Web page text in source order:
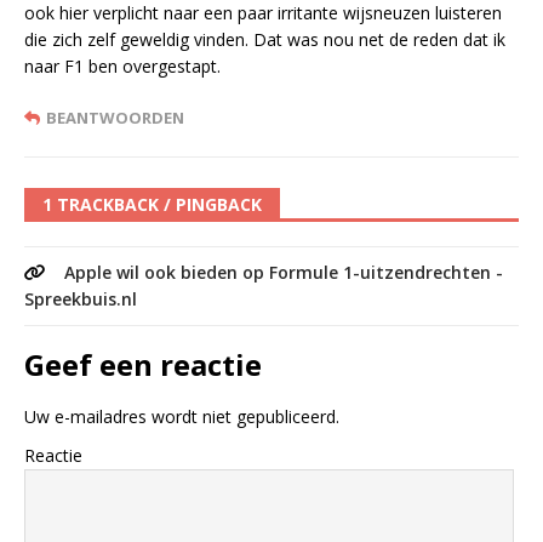
ook hier verplicht naar een paar irritante wijsneuzen luisteren
die zich zelf geweldig vinden. Dat was nou net de reden dat ik
naar F1 ben overgestapt.
BEANTWOORDEN
1 TRACKBACK / PINGBACK
Apple wil ook bieden op Formule 1-uitzendrechten -
Spreekbuis.nl
Geef een reactie
Uw e-mailadres wordt niet gepubliceerd.
Reactie